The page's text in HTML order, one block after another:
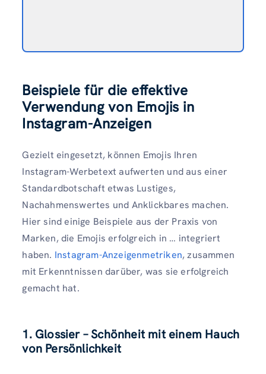
Beispiele für die effektive
Verwendung von Emojis in
Instagram-Anzeigen
Gezielt eingesetzt, können Emojis Ihren
Instagram-Werbetext aufwerten und aus einer
Standardbotschaft etwas Lustiges,
Nachahmenswertes und Anklickbares machen.
Hier sind einige Beispiele aus der Praxis von
Marken, die Emojis erfolgreich in … integriert
haben. Instagram-Anzeigenmetriken, zusammen
mit Erkenntnissen darüber, was sie erfolgreich
gemacht hat.
1. Glossier – Schönheit mit einem Hauch
von Persönlichkeit